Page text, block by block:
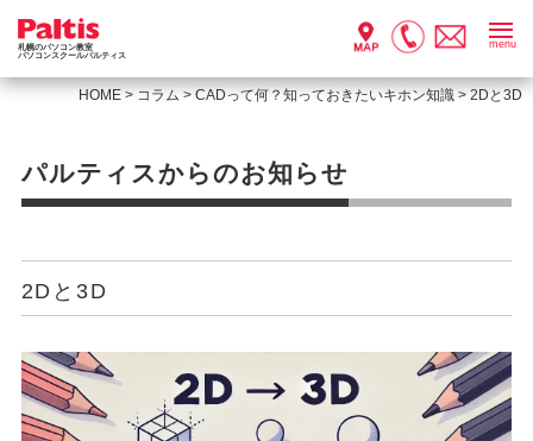
札幌のパソコン教室
パソコンスクールパルティス
menu
HOME > コラム >CADって何？知っておきたいキホン知識 >2Dと3D
パルティスからのお知らせ
2Dと3D